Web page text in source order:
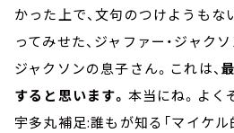
かった上で、文句のつけようも
ってみせた、ジャファー・ジャク
ジャクソンの息子さん。これは、
すると思います。 本当にね。よく
宇多丸補足:誰もが知る「マイケ